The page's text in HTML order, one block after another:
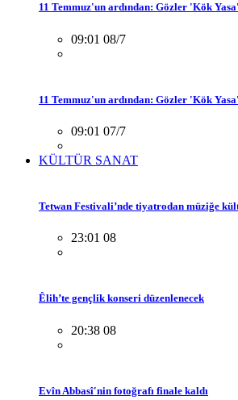
11 Temmuz'un ardından: Gözler 'Kök
09:01 08/7
11 Temmuz'un ardından: Gözler 'Kök
09:01 07/7
KÜLTÜR SANAT
Tetwan Festivali’nde tiyatrodan müziğe
23:01 08
Êlih’te gençlik konseri düzenlenecek
20:38 08
Evîn Abbasî'nin fotoğrafı finale kaldı